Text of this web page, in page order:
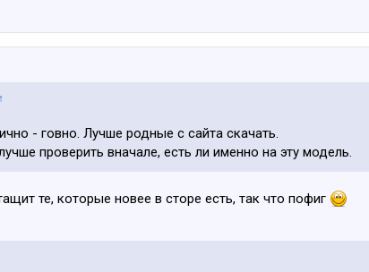
↑
- говно. Лучше родные с сайта скачать.
проверить вначале, есть ли именно на эту модель.
те, которые новее в сторе есть, так что пофиг